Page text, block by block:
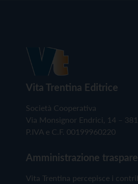
Vita Trentina Editrice
Società Cooperativa
Via Monsignor Endrici, 14 –
P.IVA e C.F. 00199960220
Amministrazione
Vita Trentina percepisce i